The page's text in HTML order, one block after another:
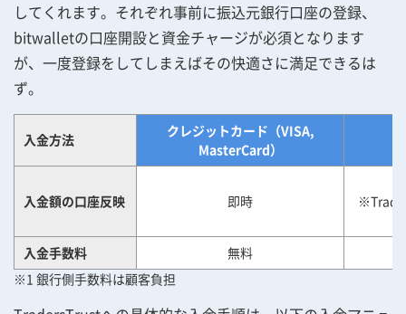
してくれます。それぞれ事前に振込元銀行口座の登録、
bitwalletの口座開設と資金チャージが必須となります
が、一度登録をしてしまえばその快適さに満足できるは
ず。
入金方法
クレジットカード（VISA,
MasterCard）
入金額の口座反映 即時
入金手数料
無料
※1 銀行側手数料は顧客負担